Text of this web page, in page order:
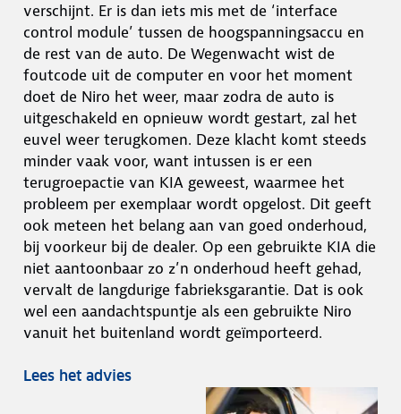
verschijnt. Er is dan iets mis met de ‘interface
control module’ tussen de hoogspanningsaccu en
de rest van de auto. De Wegenwacht wist de
foutcode uit de computer en voor het moment
doet de Niro het weer, maar zodra de auto is
uitgeschakeld en opnieuw wordt gestart, zal het
euvel weer terugkomen. Deze klacht komt steeds
minder vaak voor, want intussen is er een
terugroepactie van KIA geweest, waarmee het
probleem per exemplaar wordt opgelost. Dit geeft
ook meteen het belang aan van goed onderhoud,
bij voorkeur bij de dealer. Op een gebruikte KIA die
niet aantoonbaar zo z’n onderhoud heeft gehad,
vervalt de langdurige fabrieksgarantie. Dat is ook
wel een aandachtspuntje als een gebruikte Niro
vanuit het buitenland wordt geïmporteerd.
Lees het advies